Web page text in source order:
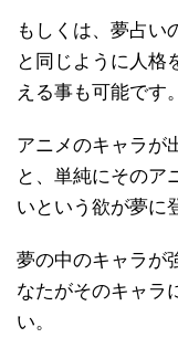
もしくは、夢占い
と同じように人格
える事も可能です。
アニメのキャラが
と、単純にそのア
いという欲が夢に
夢の中のキャラが
なたがそのキャラ
い。